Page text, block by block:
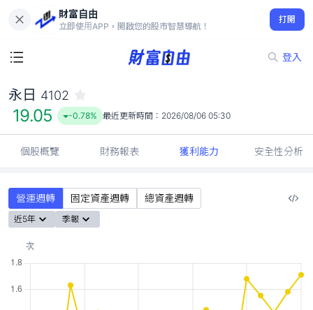
財富自由
立即使用APP，開啟您的股市智慧導航！
打開
登入
19.05
-0.78%
永日 4102
19.05 -0.78% 最近更新時間： 2026/08/06 05:30
個股概覽 財務報表 獲利能力 安全性分析
營運週轉 固定資產週轉 總資產週轉
近5年 季報